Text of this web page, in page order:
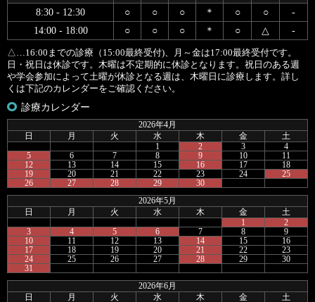
8:30 - 12:30
○ ○ ○ ＊ ○ ○
-
14:00 - 18:00
○ ○ ○ ＊ ○ △ -
△…16:00までの診療（15:00最終受付)、月～金は17:00最終受付です。
日・祝日は休診です。木曜は不定期的に休診となります。祝日のある週
や学会参加によって土曜が休診となる週は、木曜日に診療します。詳し
くは下記のカレンダーをご確認ください。
診療カレンダー
2026年4月
日
月 火 水 木 金
土
1
2 3
4
5
6 7 8 9 10
11
12
13 14 15 16 17
18
19
20 21 22 23 24
25
26
27 28 29 30
2026年5月
日
月 火 水 木 金
土
1
2
3
4 5 6 7 8
9
10
11 12 13 14 15
16
17
18 19 20 21 22
23
24
25 26 27 28 29
30
31
2026年6月
日
月 火 水 木 金
土